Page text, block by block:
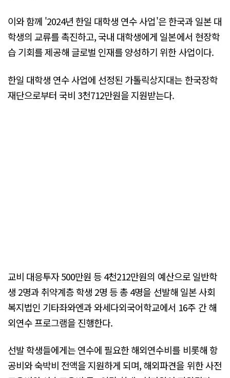
이와 함께 '2024년 한일 대학생 연수 사업'은 한국과 일본 대
학생의 교류를 촉진하고, 국내 대학생에게 일본에서 현장학
습 기회를 제공해 글로벌 인재를 양성하기 위한 사업이다.
한일 대학생 연수 사업에 선정된 가톨릭상지대는 한국장학
재단으로부터 국비 3천712만원을 지원받는다.
교비 대응투자 500만원 등 4천212만원의 예산으로 일반학
생 2명과 취약계층 학생 2명 등 총 4명을 선발해 일본 사회
복지법인 기타좌와엔과 와세다외국어학교에서 16주 간 해
외연수 프로그램을 진행한다.
선발 학생들에게는 연수에 필요한 해외연수비를 비롯해 항
공비와 숙박비 전액을 지원하게 되며, 해외파견을 위한 사전